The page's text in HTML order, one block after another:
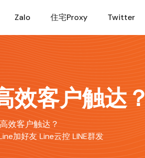
Zalo 住宅Proxy Twitter
效客户触达？
效客户触达？
加好友 Line云控 LINE群发